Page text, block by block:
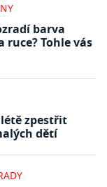
barva
ruce? Tohle vás
zpestřit
dětí